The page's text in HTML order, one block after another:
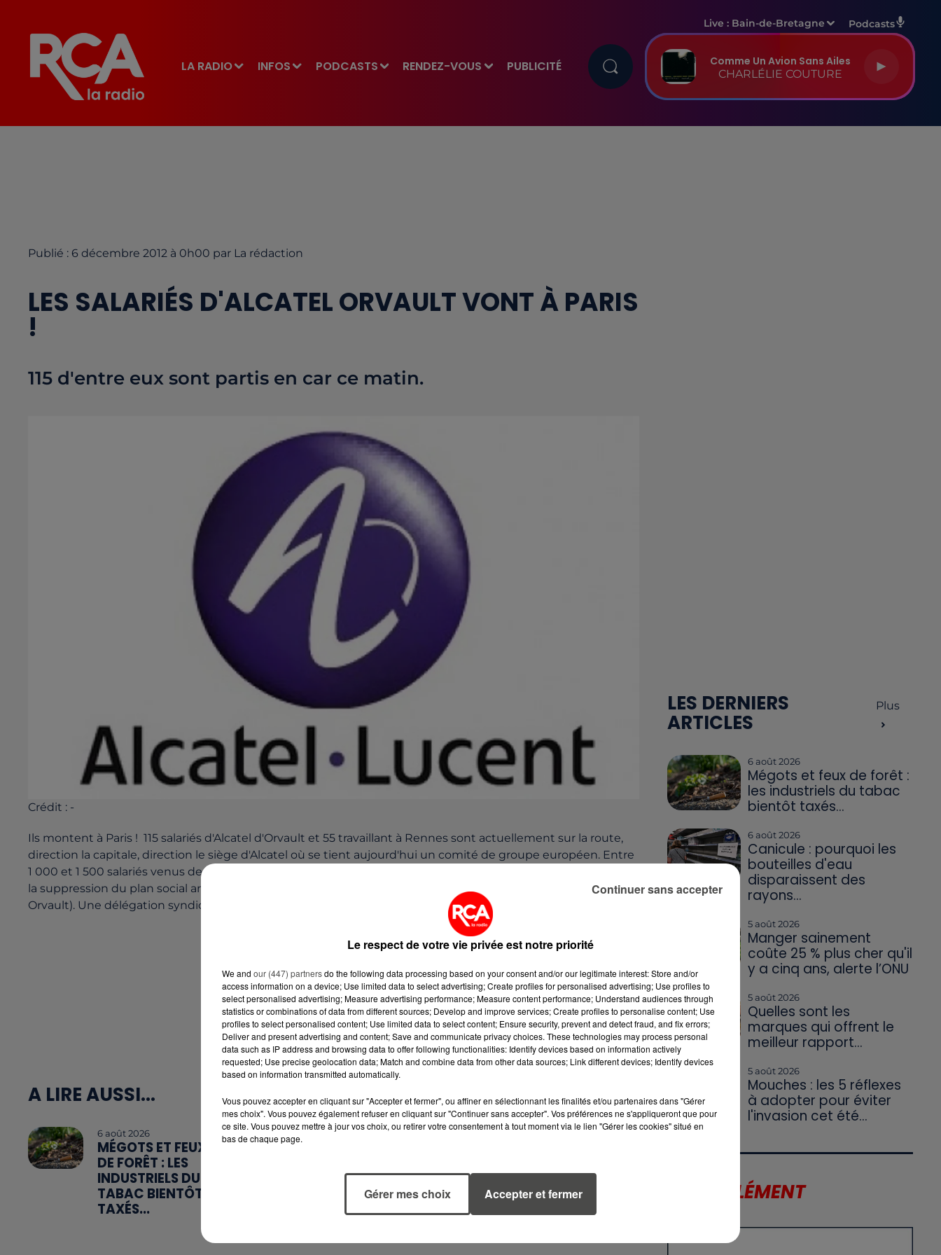
LA RADIO INFOS PODCASTS RENDEZ-VOUS PUBLICITÉ
Live : Bain-de-Bretagne Podcasts
Comme Un Avion Sans Ailes
CHARLÉLIE COUTURE
Publié : 6 décembre 2012 à 0h00 par La rédaction
LES SALARIÉS D'ALCATEL ORVAULT VONT À PARIS
!
115 d'entre eux sont partis en car ce matin.
Crédit : -
Ils montent à Paris ! 115 salariés d'Alcatel d'Orvault et 55 travaillant à Rennes sont actuellement sur la route,
direction la capitale, direction le siège d'Alcatel où se tient aujourd'hui un comité de groupe européen. Entre
1 000 et 1 500 salariés venus de toute la France vont manifester en début d'après-midi à Paris. Ils demandent
la suppression du plan social annoncé la semaine dernière (1 430 suppressions de postes dont 118 à
Orvault). Une délégation syndicale devrait être reçue par la direction.
A LIRE AUSSI...
6 août 2026
MÉGOTS ET FEUX
DE FORÊT : LES
INDUSTRIELS DU
TABAC BIENTÔT
TAXÉS...
6 août 2026
BOUTEILLES D'EAU
DISPARAISSENT
DES RAYONS...
5 août 2026
COÛTE 25 % PLUS
CHER QU'IL Y A
LES DERNIERS
ARTICLES
Plus
6 août 2026
Mégots et feux de forêt :
les industriels du tabac
bientôt taxés...
6 août 2026
Canicule : pourquoi les
bouteilles d'eau
disparaissent des
rayons...
5 août 2026
Manger sainement
coûte 25 % plus cher qu'il
y a cinq ans, alerte l’ONU
5 août 2026
Quelles sont les
marques qui offrent le
meilleur rapport...
5 août 2026
Mouches : les 5 réflexes
à adopter pour éviter
l'invasion cet été...
LE SUPPLÉMENT
Le respect de votre vie privée est notre priorité
We and our (447) partnersdo the following data processing based on your consent and/or our legitimate interest: Store and/or
access information on a device; Use limited data to select advertising; Create profiles for personalised advertising; Use profiles to
select personalised advertising; Measure advertising performance; Measure content performance; Understand audiences through
statistics or combinations of data from different sources; Develop and improve services; Create profiles to personalise content; Use
profiles to select personalised content; Use limited data to select content; Ensure security, prevent and detect fraud, and fix errors;
Deliver and present advertising and content; Save and communicate privacy choices. These technologies may process personal
data such as IP address and browsing data to offer following functionalities: Identify devices based on information actively
requested; Use precise geolocation data; Match and combine data from other data sources; Link different devices; Identify devices
based on information transmitted automatically.
Vous pouvez accepter en cliquant sur "Accepter et fermer", ou affiner en sélectionnant les finalités et/ou partenaires dans "Gérer
mes choix". Vous pouvez également refuser en cliquant sur "Continuer sans accepter". Vos préférences ne s'appliqueront que pour
ce site. Vous pouvez mettre à jour vos choix, ou retirer votre consentement à tout moment via le lien "Gérer les cookies" situé en
bas de chaque page.
Gérer mes choix Accepter et fermer
Continuer sans accepter